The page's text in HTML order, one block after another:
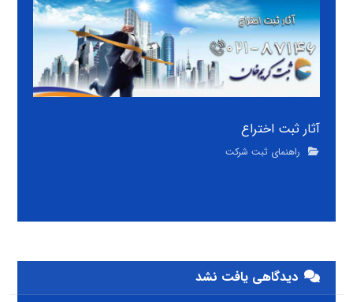
آثار ثبت اختراع
راهنمای ثبت شرکت
دیدگاهی یافت نشد